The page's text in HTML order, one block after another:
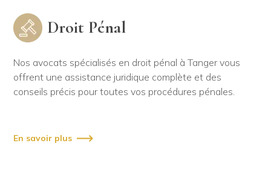
Droit Pénal
Nos avocats spécialisés en droit pénal à Tanger vous
offrent une assistance juridique complète et des
conseils précis pour toutes vos procédures pénales.
En savoir plus